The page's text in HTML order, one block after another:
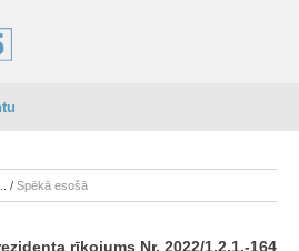
/ Spēkā esošā
rīkojums Nr. 2022/1.2.1.-164